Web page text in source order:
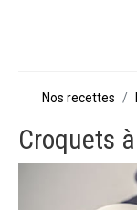
Nos recettes
Croquets